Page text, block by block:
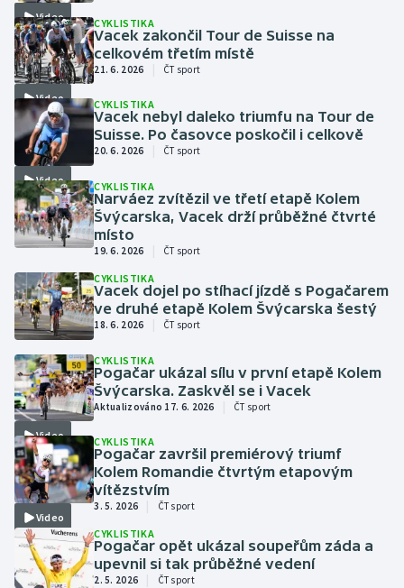
Box
Curling
Dostihy
Florbal
Futsal
Golf
Gymnastika
Házená
Jezdectví
Judo
Krasobruslení
Lezení
Lyže a snowboard
Moderní pětiboj
Video
Video
CYKLISTIKA
Vacek zakončil Tour de Suisse na
celkovém třetím místě
21. 6. 2026 ČT sport
Video
CYKLISTIKA
Vacek nebyl daleko triumfu na Tour de
Suisse. Po časovce poskočil i celkově
20. 6. 2026 ČT sport
CYKLISTIKA
Narváez zvítězil ve třetí etapě Kolem
Švýcarska, Vacek drží průběžné čtvrté
místo
19. 6. 2026 ČT sport
CYKLISTIKA
Vacek dojel po stíhací jízdě s Pogačarem
ve druhé etapě Kolem Švýcarska šestý
18. 6. 2026 ČT sport
Video
CYKLISTIKA
Pogačar ukázal sílu v první etapě Kolem
Švýcarska. Zaskvěl se i Vacek
Aktualizováno 17. 6. 2026 ČT sport
Video
CYKLISTIKA
Pogačar završil premiérový triumf
Kolem Romandie čtvrtým etapovým
vítězstvím
3. 5. 2026 ČT sport
CYKLISTIKA
Pogačar opět ukázal soupeřům záda a
upevnil si tak průběžné vedení
2. 5. 2026 ČT sport